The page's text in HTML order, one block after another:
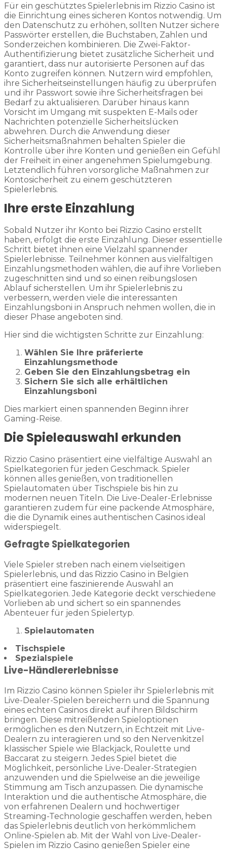
Für ein geschütztes Spielerlebnis im Rizzio Casino ist
die Einrichtung eines sicheren Kontos notwendig. Um
den Datenschutz zu erhöhen, sollten Nutzer sichere
Passwörter erstellen, die Buchstaben, Zahlen und
Sonderzeichen kombinieren. Die Zwei-Faktor-
Authentifizierung bietet zusätzliche Sicherheit und
garantiert, dass nur autorisierte Personen auf das
Konto zugreifen können. Nutzern wird empfohlen,
ihre Sicherheitseinstellungen häufig zu überprüfen
und ihr Passwort sowie ihre Sicherheitsfragen bei
Bedarf zu aktualisieren. Darüber hinaus kann
Vorsicht im Umgang mit suspekten E-Mails oder
Nachrichten potenzielle Sicherheitslücken
abwehren. Durch die Anwendung dieser
Sicherheitsmaßnahmen behalten Spieler die
Kontrolle über ihre Konten und genießen ein Gefühl
der Freiheit in einer angenehmen Spielumgebung.
Letztendlich führen vorsorgliche Maßnahmen zur
Kontosicherheit zu einem geschützteren
Spielerlebnis.
Ihre erste Einzahlung
Sobald Nutzer ihr Konto bei Rizzio Casino erstellt
haben, erfolgt die erste Einzahlung. Dieser essentielle
Schritt bietet ihnen eine Vielzahl spannender
Spielerlebnisse. Teilnehmer können aus vielfältigen
Einzahlungsmethoden wählen, die auf ihre Vorlieben
zugeschnitten sind und so einen reibungslosen
Ablauf sicherstellen. Um ihr Spielerlebnis zu
verbessern, werden viele die interessanten
Einzahlungsboni in Anspruch nehmen wollen, die in
dieser Phase angeboten sind.
Hier sind die wichtigsten Schritte zur Einzahlung:
Wählen Sie Ihre präferierte
Einzahlungsmethode
Geben Sie den Einzahlungsbetrag ein
Sichern Sie sich alle erhältlichen
Einzahlungsboni
Dies markiert einen spannenden Beginn ihrer
Gaming-Reise.
Die Spieleauswahl erkunden
Rizzio Casino präsentiert eine vielfältige Auswahl an
Spielkategorien für jeden Geschmack. Spieler
können alles genießen, von traditionellen
Spielautomaten über Tischspiele bis hin zu
modernen neuen Titeln. Die Live-Dealer-Erlebnisse
garantieren zudem für eine packende Atmosphäre,
die die Dynamik eines authentischen Casinos ideal
widerspiegelt.
Gefragte Spielkategorien
Viele Spieler streben nach einem vielseitigen
Spielerlebnis, und das Rizzio Casino in Belgien
präsentiert eine faszinierende Auswahl an
Spielkategorien. Jede Kategorie deckt verschiedene
Vorlieben ab und sichert so ein spannendes
Abenteuer für jeden Spielertyp.
Spielautomaten
Tischspiele
Spezialspiele
Live-Händlererlebnisse
Im Rizzio Casino können Spieler ihr Spielerlebnis mit
Live-Dealer-Spielen bereichern und die Spannung
eines echten Casinos direkt auf ihren Bildschirm
bringen. Diese mitreißenden Spieloptionen
ermöglichen es den Nutzern, in Echtzeit mit Live-
Dealern zu interagieren und so den Nervenkitzel
klassischer Spiele wie Blackjack, Roulette und
Baccarat zu steigern. Jedes Spiel bietet die
Möglichkeit, persönliche Live-Dealer-Strategien
anzuwenden und die Spielweise an die jeweilige
Stimmung am Tisch anzupassen. Die dynamische
Interaktion und die authentische Atmosphäre, die
von erfahrenen Dealern und hochwertiger
Streaming-Technologie geschaffen werden, heben
das Spielerlebnis deutlich von herkömmlichem
Online-Spielen ab. Mit der Wahl von Live-Dealer-
Spielen im Rizzio Casino genießen Spieler eine